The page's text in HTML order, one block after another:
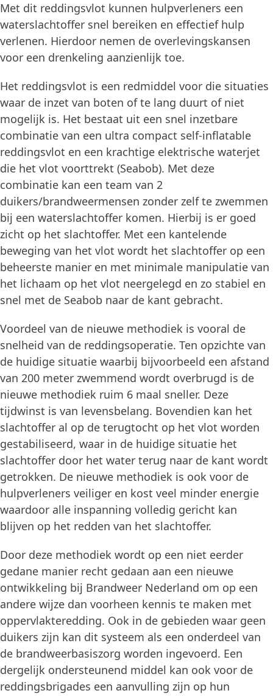
Met dit reddingsvlot kunnen hulpverleners een
waterslachtoffer snel bereiken en effectief hulp
verlenen. Hierdoor nemen de overlevingskansen
voor een drenkeling aanzienlijk toe.
Het reddingsvlot is een redmiddel voor die situaties
waar de inzet van boten of te lang duurt of niet
mogelijk is. Het bestaat uit een snel inzetbare
combinatie van een ultra compact self-inflatable
reddingsvlot en een krachtige elektrische waterjet
die het vlot voorttrekt (Seabob). Met deze
combinatie kan een team van 2
duikers/brandweermensen zonder zelf te zwemmen
bij een waterslachtoffer komen. Hierbij is er goed
zicht op het slachtoffer. Met een kantelende
beweging van het vlot wordt het slachtoffer op een
beheerste manier en met minimale manipulatie van
het lichaam op het vlot neergelegd en zo stabiel en
snel met de Seabob naar de kant gebracht.
Voordeel van de nieuwe methodiek is vooral de
snelheid van de reddingsoperatie. Ten opzichte van
de huidige situatie waarbij bijvoorbeeld een afstand
van 200 meter zwemmend wordt overbrugd is de
nieuwe methodiek ruim 6 maal sneller. Deze
tijdwinst is van levensbelang. Bovendien kan het
slachtoffer al op de terugtocht op het vlot worden
gestabiliseerd, waar in de huidige situatie het
slachtoffer door het water terug naar de kant wordt
getrokken. De nieuwe methodiek is ook voor de
hulpverleners veiliger en kost veel minder energie
waardoor alle inspanning volledig gericht kan
blijven op het redden van het slachtoffer.
Door deze methodiek wordt op een niet eerder
gedane manier recht gedaan aan een nieuwe
ontwikkeling bij Brandweer Nederland om op een
andere wijze dan voorheen kennis te maken met
oppervlakteredding. Ook in de gebieden waar geen
duikers zijn kan dit systeem als een onderdeel van
de brandweerbasiszorg worden ingevoerd. Een
dergelijk ondersteunend middel kan ook voor de
reddingsbrigades een aanvulling zijn op hun